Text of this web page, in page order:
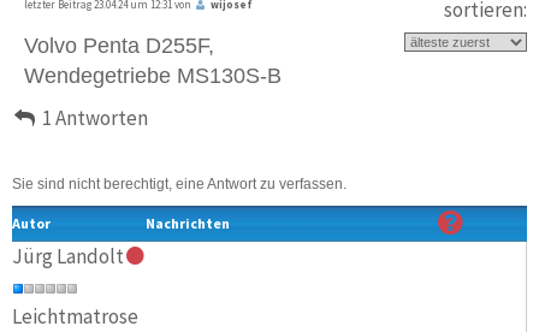
letzter Beitrag 23.04.24 um 12:31 von wijosef
Volvo Penta D255F,
Wendegetriebe MS130S-B
1 Antworten
sortieren:
Sie sind nicht berechtigt, eine Antwort zu verfassen.
Autor Nachrichten
Jürg Landolt
Leichtmatrose